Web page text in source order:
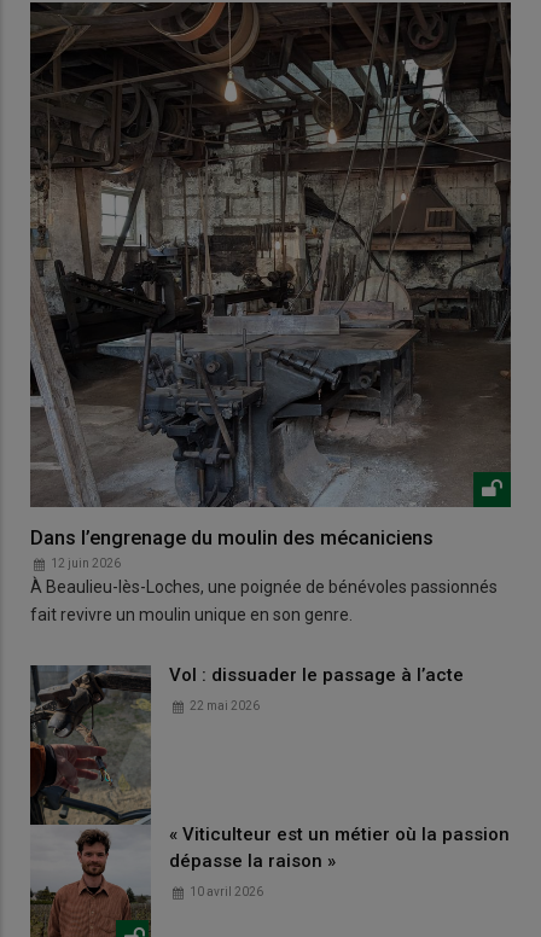
Dans l’engrenage du moulin des mécaniciens
12 juin 2026
À Beaulieu-lès-Loches, une poignée de bénévoles passionnés
fait revivre un moulin unique en son genre.
Vol : dissuader le passage à l’acte
22 mai 2026
« Viticulteur est un métier où la passion
dépasse la raison »
10 avril 2026